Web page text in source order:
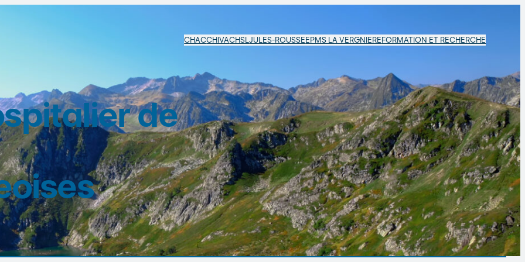
CHACCHIVACHSLJULES-ROUSSE EPMS LA VERGNIERE FORMATION ET RECHERCHE
de